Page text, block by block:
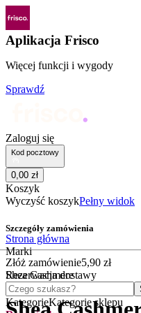
Aplikacja Frisco
Więcej funkcji i wygody
Sprawdź
Zaloguj się
Kod pocztowy
0,00 zł
Koszyk
Wyczyść koszykPełny widok
Szczegóły zamówienia
Złóż zamówienie5,90 zł
Rezerwacja dostawy
Czego szukasz?
KategorieKategorie sklepu
Strona główna
Marki
Shea Cashmere